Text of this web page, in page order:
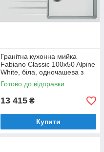
Гранітна кухонна мийка
Fabiano Classic 100x50 Alpine
White, біла, одночашева з
крилом (8221.301.0202)
Готово до відправки
13 415 ₴
Купити